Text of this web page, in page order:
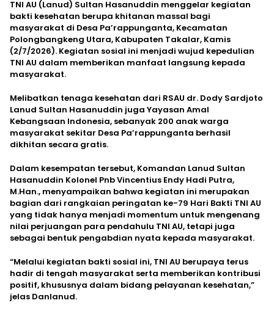
TNI AU (Lanud) Sultan Hasanuddin menggelar kegiatan
bakti kesehatan berupa khitanan massal bagi
masyarakat di Desa Pa’rappunganta, Kecamatan
Polongbangkeng Utara, Kabupaten Takalar, Kamis
(2/7/2026). Kegiatan sosial ini menjadi wujud kepedulian
TNI AU dalam memberikan manfaat langsung kepada
masyarakat.
Melibatkan tenaga kesehatan dari RSAU dr. Dody Sardjoto
Lanud Sultan Hasanuddin juga Yayasan Amal
Kebangsaan Indonesia, sebanyak 200 anak warga
masyarakat sekitar Desa Pa’rappunganta berhasil
dikhitan secara gratis.
Dalam kesempatan tersebut, Komandan Lanud Sultan
Hasanuddin Kolonel Pnb Vincentius Endy Hadi Putra,
M.Han., menyampaikan bahwa kegiatan ini merupakan
bagian dari rangkaian peringatan ke-79 Hari Bakti TNI AU
yang tidak hanya menjadi momentum untuk mengenang
nilai perjuangan para pendahulu TNI AU, tetapi juga
sebagai bentuk pengabdian nyata kepada masyarakat.
“Melalui kegiatan bakti sosial ini, TNI AU berupaya terus
hadir di tengah masyarakat serta memberikan kontribusi
positif, khususnya dalam bidang pelayanan kesehatan,”
jelas Danlanud.